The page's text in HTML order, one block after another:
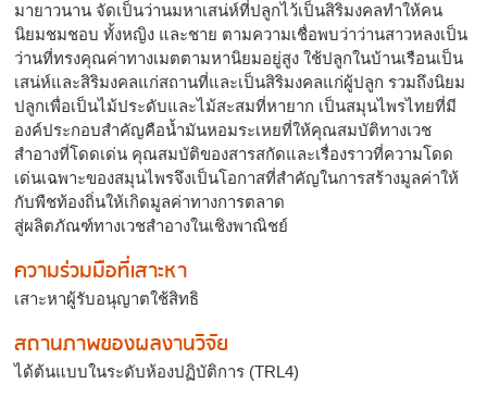
มายาวนาน จัดเป็นว่านมหาเสน่ห์ที่ปลูกไว้เป็นสิริมงคลทำให้คน
นิยมชมชอบ ทั้งหญิง และชาย ตามความเชื่อพบว่าว่านสาวหลงเป็น
ว่านที่ทรงคุณค่าทางเมตตามหานิยมอยู่สูง ใช้ปลูกในบ้านเรือนเป็น
เสน่ห์และสิริมงคลแก่สถานที่และเป็นสิริมงคลแก่ผู้ปลูก รวมถึงนิยม
ปลูกเพื่อเป็นไม้ประดับและไม้สะสมที่หายาก เป็นสมุนไพรไทยที่มี
องค์ประกอบสำคัญคือน้ำมันหอมระเหยที่ให้คุณสมบัติทางเวช
สำอางที่โดดเด่น คุณสมบัติของสารสกัดและเรื่องราวที่ความโดด
เด่นเฉพาะของสมุนไพรจึงเป็นโอกาสที่สำคัญในการสร้างมูลค่าให้
กับพืชท้องถิ่นให้เกิดมูลค่าทางการตลาด
สู่ผลิตภัณฑ์ทางเวชสำอางในเชิงพาณิชย์
ความร่วมมือที่เสาะหา
เสาะหาผู้รับอนุญาตใช้สิทธิ
สถานภาพของผลงานวิจัย
ได้ต้นแบบในระดับห้องปฏิบัติการ (TRL4)